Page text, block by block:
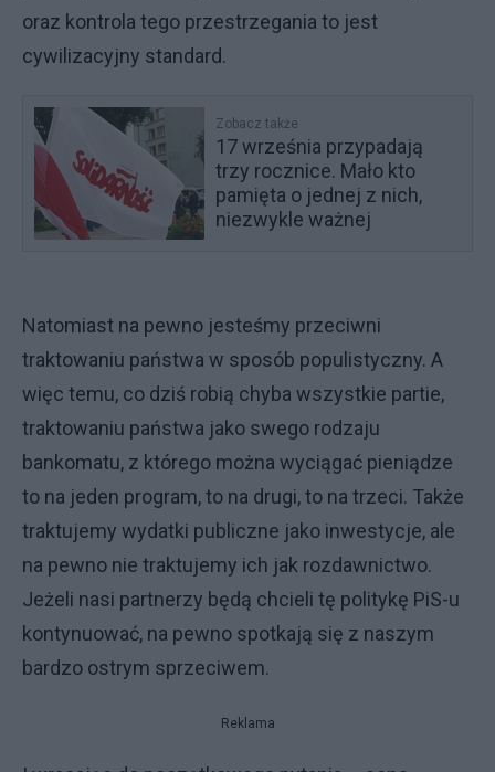
oraz kontrola tego przestrzegania to jest
cywilizacyjny standard.
Zobacz także
17 września przypadają
trzy rocznice. Mało kto
pamięta o jednej z nich,
niezwykle ważnej
Natomiast na pewno jesteśmy przeciwni
traktowaniu państwa w sposób populistyczny. A
więc temu, co dziś robią chyba wszystkie partie,
traktowaniu państwa jako swego rodzaju
bankomatu, z którego można wyciągać pieniądze
to na jeden program, to na drugi, to na trzeci. Także
traktujemy wydatki publiczne jako inwestycje, ale
na pewno nie traktujemy ich jak rozdawnictwo.
Jeżeli nasi partnerzy będą chcieli tę politykę PiS-u
kontynuować, na pewno spotkają się z naszym
bardzo ostrym sprzeciwem.
Reklama